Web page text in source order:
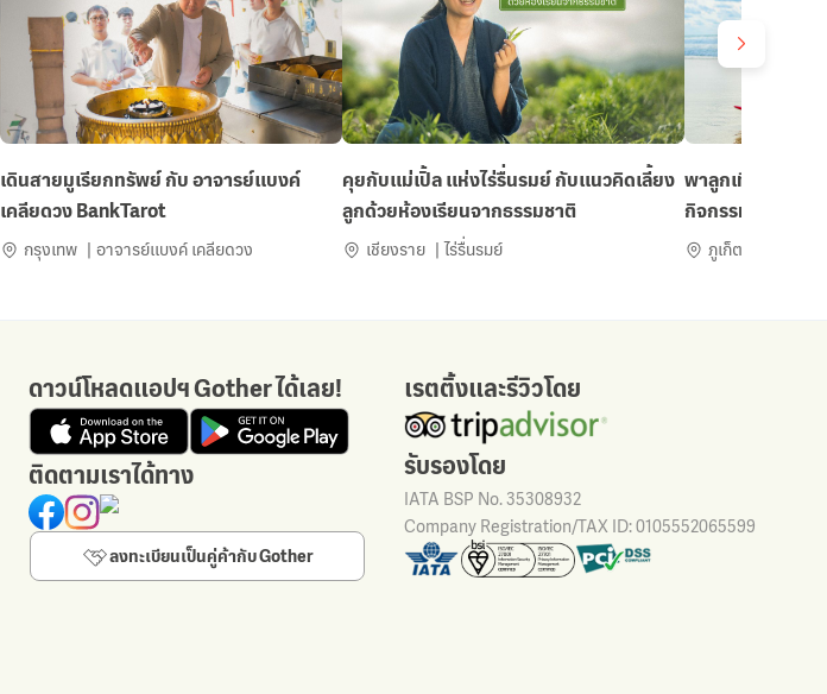
เดินสายมูเรียกทรัพย์ กับ อาจารย์แบงค์
เคลียดวง BankTarot
กรุงเทพ อาจารย์แบงค์ เคลียดวง
คุยกับแม่เปิ้ล แห่งไร่รื่นรมย์ กับแนวคิดเลี้ยง
ลูกด้วยห้องเรียนจากธรรมชาติ
เชียงราย ไร่รื่นรมย์
พาลูกเที่ยวภูเก็ต
กิจกรรมเด็ดที่เด็
ภูเก็ต
ดาวน์โหลดแอปฯ Gother ได้เลย!
ติดตามเราได้ทาง
ลงทะเบียนเป็นคู่ค้ากับ Gother
เรตติ้งและรีวิวโดย
รับรองโดย
IATA BSP No. 35308932
Company Registration/TAX ID: 0105552065599